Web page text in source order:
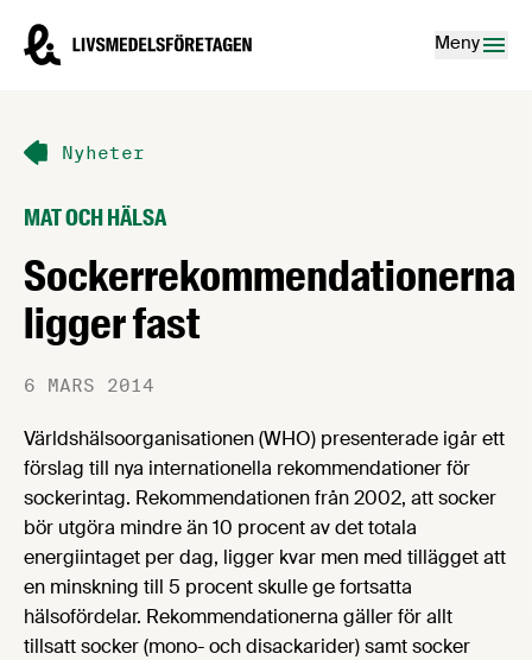
Livsmedelsföretagen – till startsidan
Meny
Nyheter
MAT OCH HÄLSA
Sockerrekommendationerna
ligger fast
6 MARS 2014
Världshälsoorganisationen (WHO) presenterade igår ett
förslag till nya internationella rekommendationer för
sockerintag. Rekommendationen från 2002, att socker
bör utgöra mindre än 10 procent av det totala
energiintaget per dag, ligger kvar men med tillägget att
en minskning till 5 procent skulle ge fortsatta
hälsofördelar. Rekommendationerna gäller för allt
tillsatt socker (mono- och disackarider) samt socker